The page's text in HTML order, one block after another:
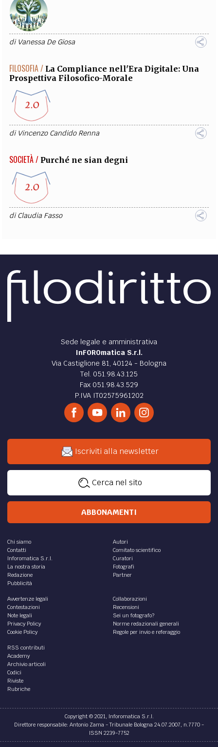
di Vanessa De Giosa
FILOSOFIA / La Compliance nell'Era Digitale: Una
Prospettiva Filosofico-Morale
di Vincenzo Candido Renna
SOCIETÀ / Purché ne sian degni
diClaudia Fasso
Sede legale e amministrativa
InFOROmatica S.r.l.
Via Castiglione 81, 40124 - Bologna
Tel. 051.98.43.125
Fax 051.98.43.529
P.IVA IT02575961202
Iscriviti alla newsletter
Cerca nel sito
ABBONAMENTI
Chi siamo
Contatti
Inforomatica S.r.l.
La nostra storia
Redazione
Pubblicità
Autori
Comitato scientifico
Curatori
Fotografi
Partner
Avvertenze legali
Contestazioni
Note legali
Privacy Policy
Cookie Policy
Collaborazioni
Recensioni
Sei un fotografo?
Norme redazionali generali
Regole per invio e referaggio
RSS contributi
Academy
Archivio articoli
Codici
Riviste
Rubriche
Copyright © 2021, Inforomatica S.r.l.
Direttore responsabile: Antonio Zama - Tribunale Bologna 24.07.2007, n.7770 -
ISSN 2239-7752